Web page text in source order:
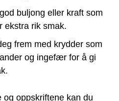
buljong eller kraft som
ekstra rik smak.
frem med krydder som
og ingefær for å gi
og oppskriftene kan du